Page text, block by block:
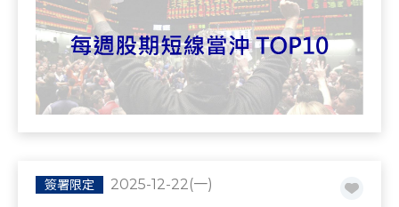
簽署限定 2025-12-22(一)